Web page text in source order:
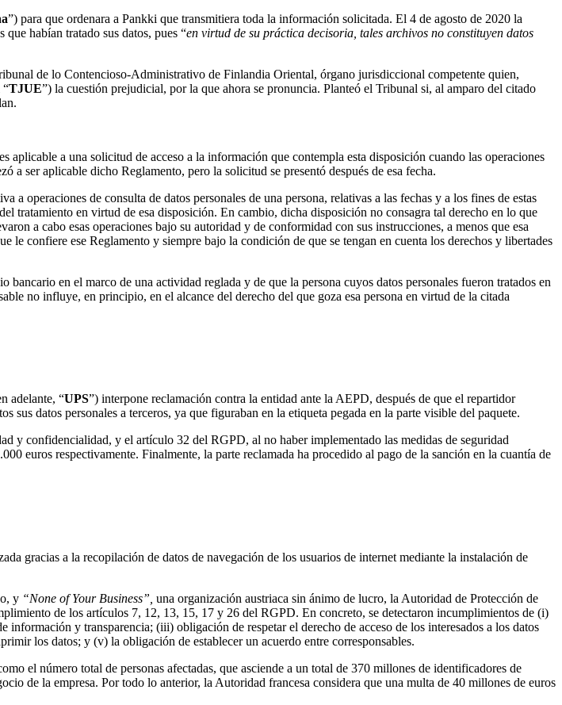
”) para que ordenara a Pankki que transmitiera toda la información solicitada. El 4 de agosto de 2020 la
habían tratado sus datos, pues “en virtud de su práctica decisoria, tales archivos no constituyen datos
de lo Contencioso-Administrativo de Finlandia Oriental, órgano jurisdiccional competente quien,
“TJUE”) la cuestión prejudicial, por la que ahora se pronuncia. Planteó el Tribunal si, al amparo del citado
a una solicitud de acceso a la información que contempla esta disposición cuando las operaciones
a ser aplicable dicho Reglamento, pero la solicitud se presentó después de esa fecha.
operaciones de consulta de datos personales de una persona, relativas a las fechas y a los fines de estas
tratamiento en virtud de esa disposición. En cambio, dicha disposición no consagra tal derecho en lo que
a cabo esas operaciones bajo su autoridad y de conformidad con sus instrucciones, a menos que esa
le confiere ese Reglamento y siempre bajo la condición de que se tengan en cuenta los derechos y libertades
en el marco de una actividad reglada y de que la persona cuyos datos personales fueron tratados en
no influye, en principio, en el alcance del derecho del que goza esa persona en virtud de la citada
adelante, “UPS”) interpone reclamación contra la entidad ante la AEPD, después de que el repartidor
sus datos personales a terceros, ya que figuraban en la etiqueta pegada en la parte visible del paquete.
y confidencialidad, y el artículo 32 del RGPD, al no haber implementado las medidas de seguridad
euros respectivamente. Finalmente, la parte reclamada ha procedido al pago de la sanción en la cuantía de
gracias a la recopilación de datos de navegación de los usuarios de internet mediante la instalación de
y “None of Your Business”, una organización austriaca sin ánimo de lucro, la Autoridad de Protección de
de los artículos 7, 12, 13, 15, 17 y 26 del RGPD. En concreto, se detectaron incumplimientos de (i)
y transparencia; (iii) obligación de respetar el derecho de acceso de los interesados a los datos
los datos; y (v) la obligación de establecer un acuerdo entre corresponsables.
el número total de personas afectadas, que asciende a un total de 370 millones de identificadores de
de la empresa. Por todo lo anterior, la Autoridad francesa considera que una multa de 40 millones de euros